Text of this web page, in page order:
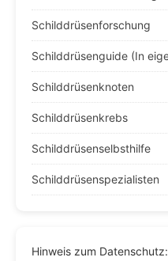
Schilddrüsenforschung
Schilddrüsenguide (In
Schilddrüsenknoten
Schilddrüsenkrebs
Schilddrüsenselbsthilfe
Schilddrüsenspezialisten
Hinweis zum